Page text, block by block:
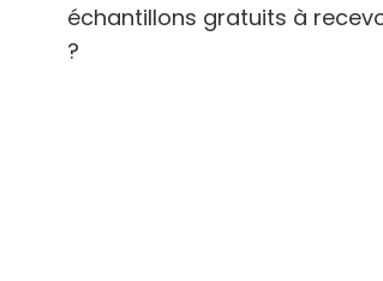
échantillons gratuits à
?